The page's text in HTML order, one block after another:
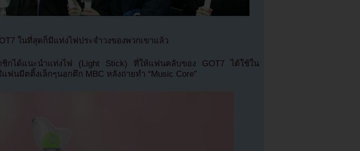
ในที่สุดก็มีแท่งไฟประจำวงของพวกเขาแล้ว
ชิกได้แนะนำแท่งไฟ (Light Stick) ที่ให้แฟนคลับของ GOT7 ได้ใช้ใน
แฟนมีตติ้งเล็กๆนอกตึก MBC หลังถ่ายทำ “Music Core”